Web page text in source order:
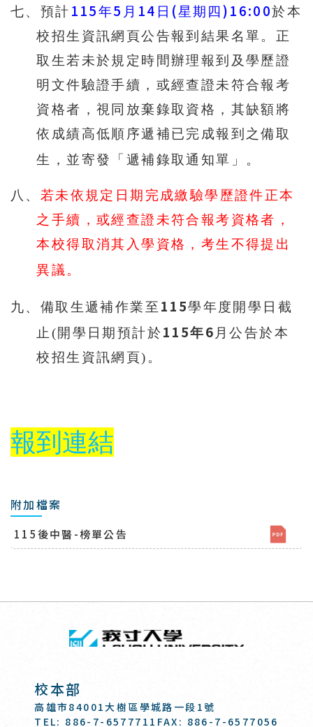
七、預計 115年5 月 14 日 (星期四 )16:00於本
校招生資訊網頁公告報到結果名單。正
取生若未於規定時間辦理報到及學歷證
明文件驗證手續，或經查證未符合報考
資格者，視同放棄錄取資格，其缺額將
依成績高低順序遞補已完成報到之備取
生，並寄發「遞補錄取通知單」。
八、 若未依規定日期完成繳驗學歷證件正本
之手續，或經查證未符合報考資格者，
本校得取消其入學資格，考生不得提出
異議。
九、備取生遞補作業至 115學年度開學日 截
止(開學日期預計於115年6 月公告於本
校招生資訊網頁)。
報到連結
附加檔案
115後中醫-榜單公告
回頂端
校本部
高雄市84001大樹區學城路一段1號
TEL: 886-7-6577711 FAX: 886-7-6577056